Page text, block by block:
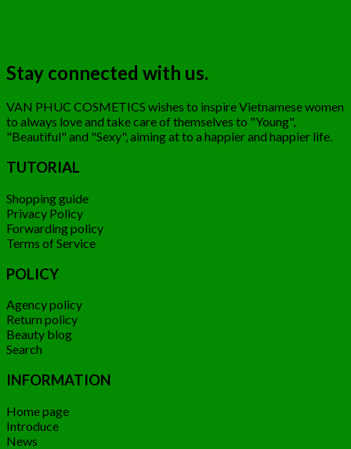
Stay connected with us.
VAN PHUC COSMETICS wishes to inspire Vietnamese women
to always love and take care of themselves to "Young",
"Beautiful" and "Sexy", aiming at to a happier and happier life.
TUTORIAL
Shopping guide
Privacy Policy
Forwarding policy
Terms of Service
POLICY
Agency policy
Return policy
Beauty blog
Search
INFORMATION
Home page
Introduce
News